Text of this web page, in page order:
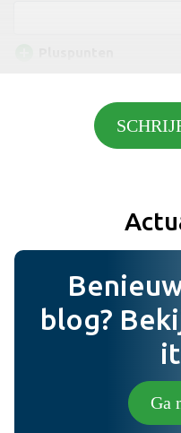
Foto (niet verplicht)
blog?
Ga